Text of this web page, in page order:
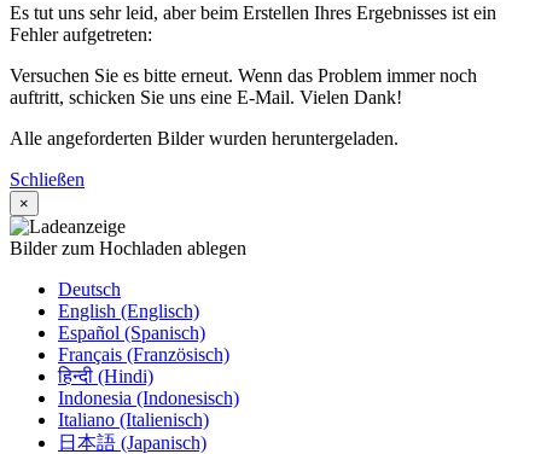
Es tut uns sehr leid, aber beim Erstellen Ihres Ergebnisses ist ein
Fehler aufgetreten:
Versuchen Sie es bitte erneut. Wenn das Problem immer noch
auftritt, schicken Sie uns eine E-Mail. Vielen Dank!
Alle angeforderten Bilder wurden heruntergeladen.
Schließen
×
Bilder zum Hochladen ablegen
Deutsch
English (Englisch)
Español (Spanisch)
Français (Französisch)
हिन्दी (Hindi)
Indonesia (Indonesisch)
Italiano (Italienisch)
日本語 (Japanisch)